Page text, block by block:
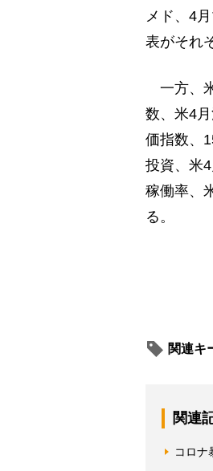
メド、4
表がそれ
一方、
数、米4
価指数、
投資、米
稼働率、
る。
関連キ
関連
コロナ